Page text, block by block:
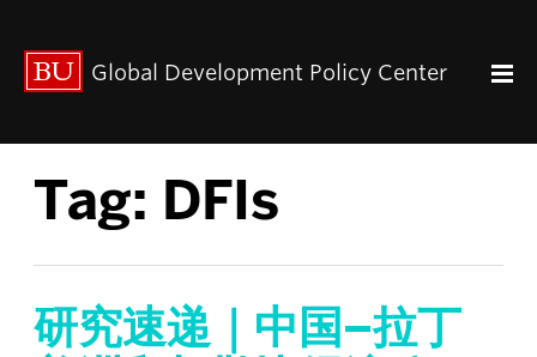
关于我们
联系我们
Paul Streeten 讲座
中心架构
数据资源
中国与全球发展
人力资本
Global Development Policy Center
Tag: DFIs
研究速递｜中国–拉丁